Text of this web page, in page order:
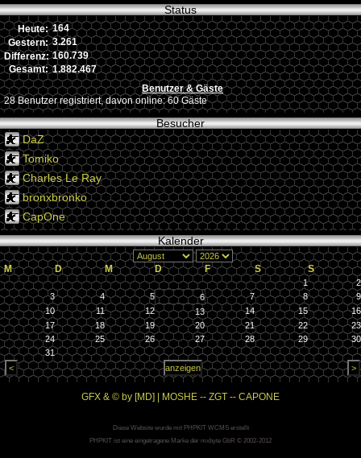
Status
Heute: 164
Gestern: 3.261
Differenz: 160.739
Gesamt: 1.882.467
Benutzer & Gäste
28 Benutzer registriert, davon online: 60 Gäste
Besucher
DaZ
Tomiko
Charles Le Ray
bronxbronko
CapOne
Kalender
M D M D F S S
1
2
3
4 5 6 7 8
9
10
11 12 13 14 15
16
17
18 19 20 21 22
23
24
25 26 27 28 29
30
31
GFX & © by [MD] | MOSHE -- ZGT -- CAPONE
Diese Website wurde mit PHPKIT WCMS erstellt
PHPKIT ist eine eingetragene Marke der mxbyte GbR © 2002-2012